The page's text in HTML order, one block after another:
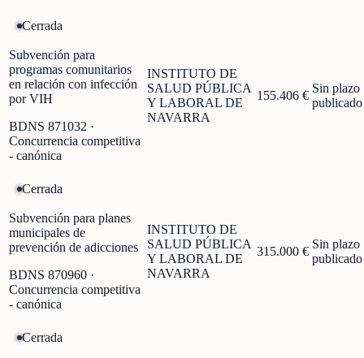
Cerrada
Subvención para
programas comunitarios
en relación con infección
por VIH
BDNS 871032 ·
Concurrencia competitiva
- canónica
INSTITUTO DE
SALUD PÚBLICA
Y LABORAL DE
NAVARRA
155.406 €
Sin plazo
publicado
Cerrada
Subvención para planes
municipales de
prevención de adicciones
BDNS 870960 ·
Concurrencia competitiva
- canónica
INSTITUTO DE
SALUD PÚBLICA
Y LABORAL DE
NAVARRA
315.000 €
Sin plazo
publicado
Cerrada